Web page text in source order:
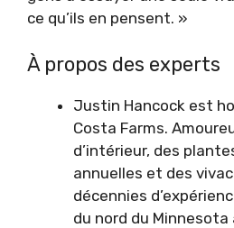
ce qu’ils en pensent. »
À propos des experts
Justin Hancock est
Costa Farms.
d’intérieur, des
annuelles et des
décennies
du nord du Minnesota